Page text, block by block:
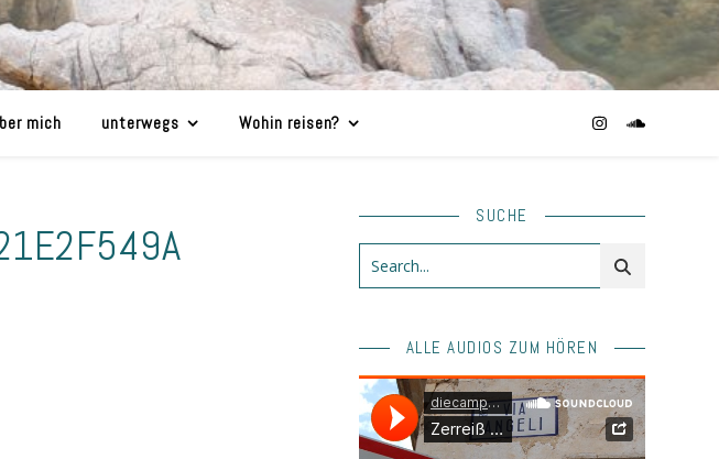
mich unterwegs Wohin reisen?
SUCHE
ALLE AUDIOS ZUM HÖREN